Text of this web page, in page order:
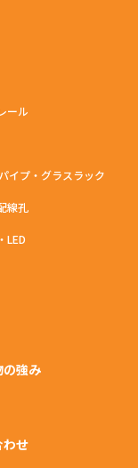
ール
イプ・グラスラック
線孔
LED
の強み
わせ